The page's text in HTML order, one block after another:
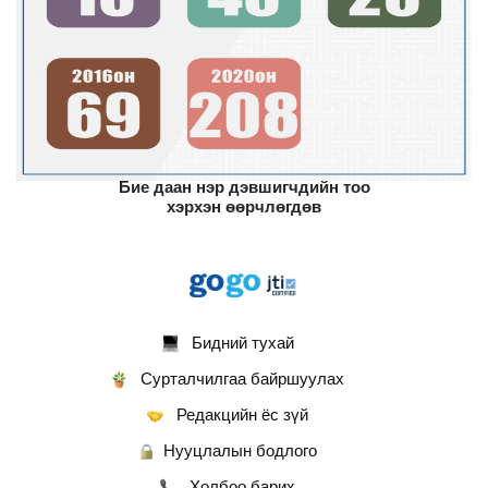
Бие даан нэр дэвшигчдийн тоо
хэрхэн өөрчлөгдөв
Бидний тухай
Сурталчилгаа байршуулах
Редакцийн ёс зүй
Нууцлалын бодлого